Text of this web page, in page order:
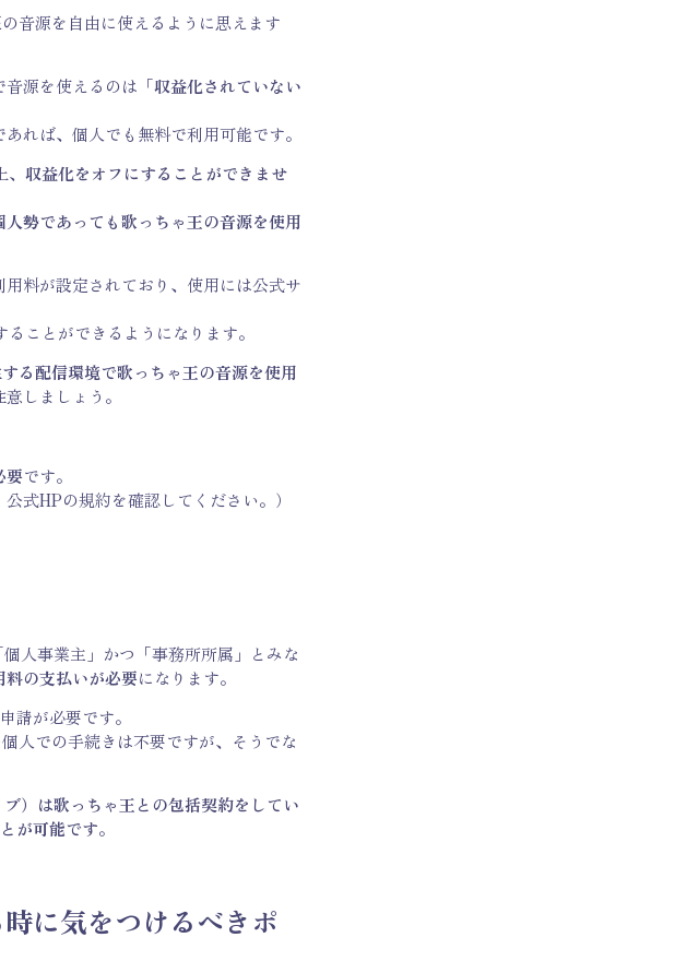
音源を自由に使えるように思えます
源を使えるのは 「収益化されていない
れば、個人でも無料で利用可能です。
収益化をオフにすることができませ
人勢であっても歌っちゃ王の音源を使用
料が設定されており、使用には公式サ
ることができるようになります。
る配信環境で歌っちゃ王の音源を使用
しましょう。
要です。
式HPの規約を確認してください。）
人事業主」かつ「事務所所属」とみな
の支払いが必要になります。
請が必要です。
人での手続きは不要ですが、そうでな
）は歌っちゃ王との包括契約をしてい
が可能です。
に気をつけるべきポ